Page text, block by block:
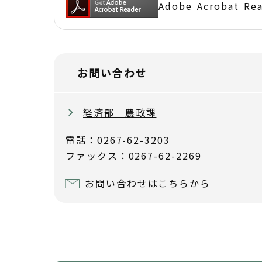
Adobe Acrobat
お問い合わせ
経済部 農政課
電話：0267-62-3203
ファックス：0267-62-2269
お問い合わせはこちらから